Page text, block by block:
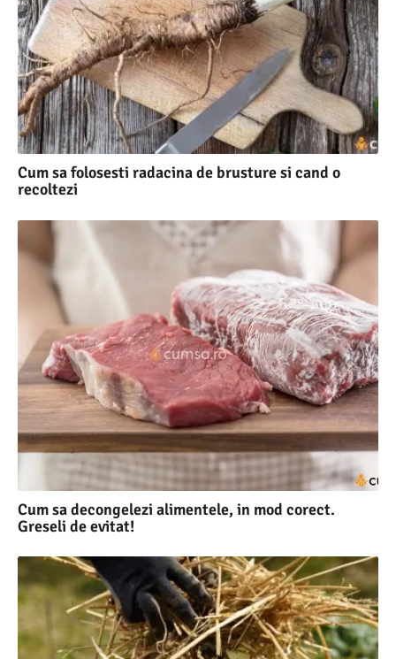
Cum sa folosesti radacina de brusture si cand o
recoltezi
Cum sa decongelezi alimentele, in mod corect.
Greseli de evitat!